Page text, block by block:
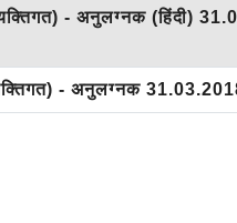
- अनुलग्नक (हिंदी)
- अनुलग्नक